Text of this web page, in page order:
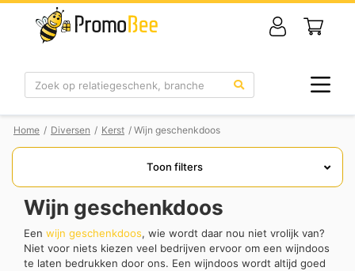
Zoek
Home / Diversen / Kerst / Wijn geschenkdoos
Toon filters
Wijn geschenkdoos
Een wijn geschenkdoos, wie wordt daar nou niet vrolijk van?
Niet voor niets kiezen veel bedrijven ervoor om een wijndoos
te laten bedrukken door ons. Een wijndoos wordt altijd goed